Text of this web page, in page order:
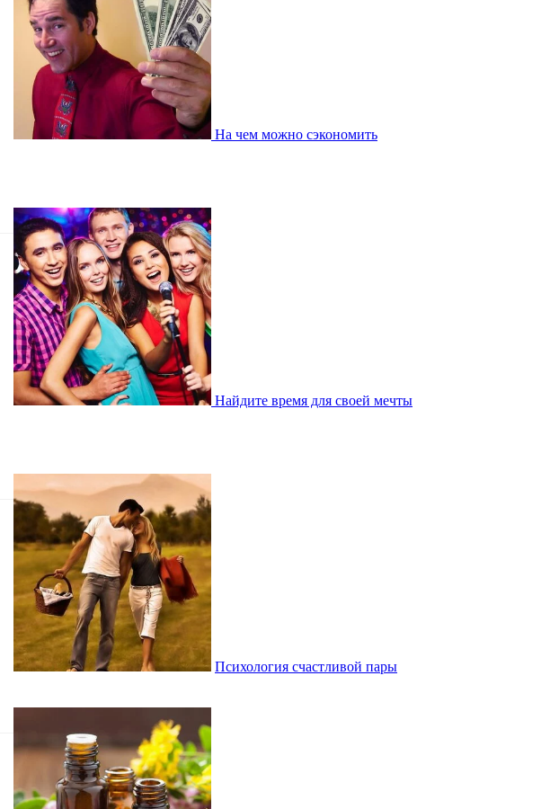
На чем можно сэкономить
Найдите время для своей мечты
Психология счастливой пары